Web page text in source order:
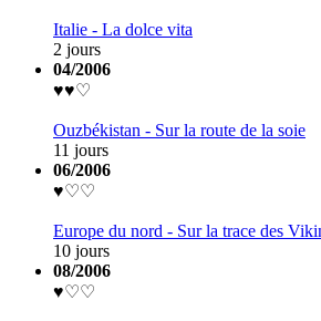
Italie - La dolce vita
2 jours
04/2006
♥♥♡
Ouzbékistan - Sur la route de la soie
11 jours
06/2006
♥♡♡
Europe du nord - Sur la trace des
10 jours
08/2006
♥♡♡